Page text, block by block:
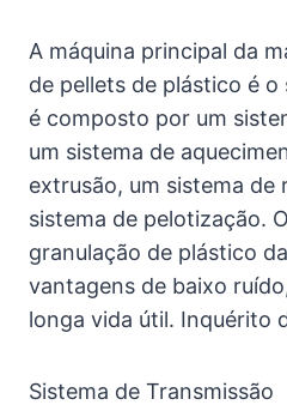
A máquina principal da
de pellets de plástico é
é composto por um
um sistema de
extrusão, um sistema de
sistema de pelotização.
granulação de plástico
vantagens de baixo
longa vida útil. Inquérito
Sistema de Transmissão